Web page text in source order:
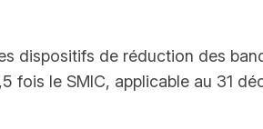
dispositifs de réduction des
fois le SMIC, applicable au 31